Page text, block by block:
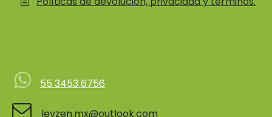
55 3453 6756
levzen.mx@outlook.com